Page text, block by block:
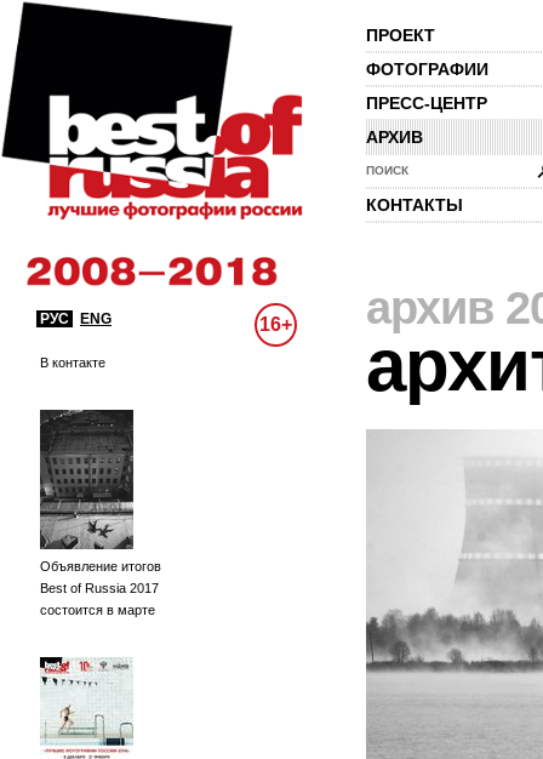
ПРОЕКТ
ФОТОГРАФИИ
ПРЕСС-ЦЕНТР
АРХИВ
ПОИСК
КОНТАКТЫ
РУС ENG 16+
В контакте
Объявление итогов
Best of Russia 2017
состоится в марте
архив